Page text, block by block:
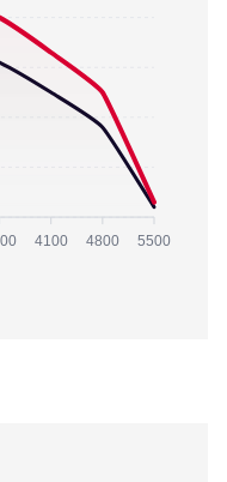
4100 4800 5500